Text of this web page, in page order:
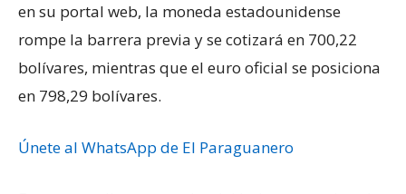
en su portal web, la moneda estadounidense
rompe la barrera previa y se cotizará en 700,22
bolívares, mientras que el euro oficial se posiciona
en 798,29 bolívares.
Únete al WhatsApp de El Paraguanero